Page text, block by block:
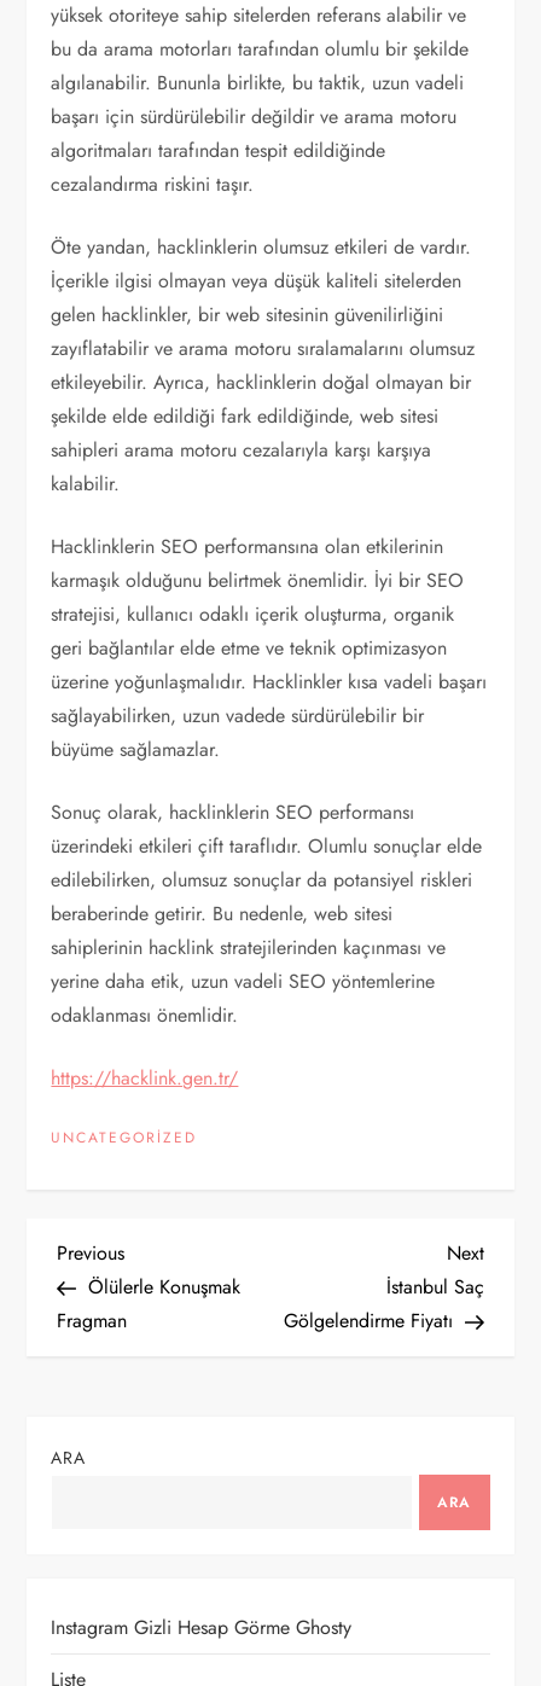
yüksek otoriteye sahip sitelerden referans alabilir ve
bu da arama motorları tarafından olumlu bir şekilde
algılanabilir. Bununla birlikte, bu taktik, uzun vadeli
başarı için sürdürülebilir değildir ve arama motoru
algoritmaları tarafından tespit edildiğinde
cezalandırma riskini taşır.
Öte yandan, hacklinklerin olumsuz etkileri de vardır.
İçerikle ilgisi olmayan veya düşük kaliteli sitelerden
gelen hacklinkler, bir web sitesinin güvenilirliğini
zayıflatabilir ve arama motoru sıralamalarını olumsuz
etkileyebilir. Ayrıca, hacklinklerin doğal olmayan bir
şekilde elde edildiği fark edildiğinde, web sitesi
sahipleri arama motoru cezalarıyla karşı karşıya
kalabilir.
Hacklinklerin SEO performansına olan etkilerinin
karmaşık olduğunu belirtmek önemlidir. İyi bir SEO
stratejisi, kullanıcı odaklı içerik oluşturma, organik
geri bağlantılar elde etme ve teknik optimizasyon
üzerine yoğunlaşmalıdır. Hacklinkler kısa vadeli başarı
sağlayabilirken, uzun vadede sürdürülebilir bir
büyüme sağlamazlar.
Sonuç olarak, hacklinklerin SEO performansı
üzerindeki etkileri çift taraflıdır. Olumlu sonuçlar elde
edilebilirken, olumsuz sonuçlar da potansiyel riskleri
beraberinde getirir. Bu nedenle, web sitesi
sahiplerinin hacklink stratejilerinden kaçınması ve
yerine daha etik, uzun vadeli SEO yöntemlerine
odaklanması önemlidir.
https://hacklink.gen.tr/
UNCATEGORIZED
Y
a
i
Previous
Post
Previous
Ölülerle Konuşmak
Fragman
Next
Post
Next
İstanbul Saç
Gölgelendirme Fiyatı
ARA
ARA
Instagram Gizli Hesap Görme Ghosty
Liste